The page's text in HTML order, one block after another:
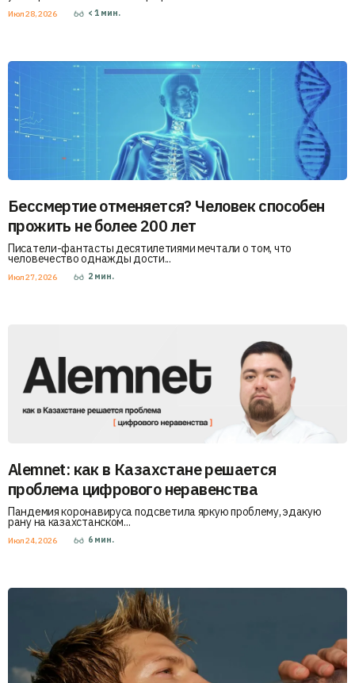
Июл 28, 2026 < 1 мин.
Бессмертие отменяется? Человек способен
прожить не более 200 лет
Писатели-фантасты десятилетиями мечтали о том, что
человечество однажды дости...
Июл 27, 2026 2 мин.
Alemnet: как в Казахстане решается
проблема цифрового неравенства
Пандемия коронавируса подсветила яркую проблему, эдакую
рану на казахстанском...
Июл 24, 2026 6 мин.